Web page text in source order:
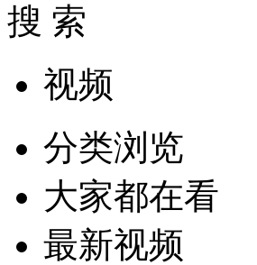
搜 索
视频
分类浏览
大家都在看
最新视频